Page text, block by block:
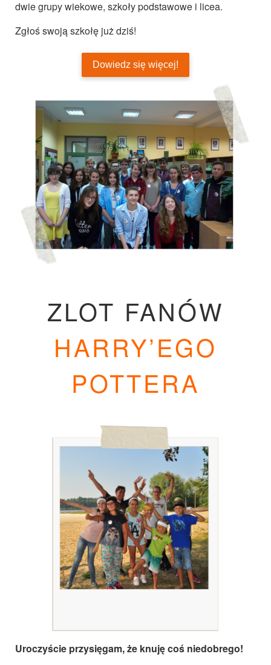
dwie grupy wiekowe, szkoły podstawowe i licea.
Zgłoś swoją szkołę już dziś!
Dowiedz się więcej!
ZLOT FANÓW
HARRY’EGO
POTTERA
Uroczyście przysięgam, że knuję coś niedobrego!